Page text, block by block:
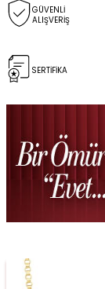
GÜVENLİ
ALIŞVERİŞ
SERTİFİKA